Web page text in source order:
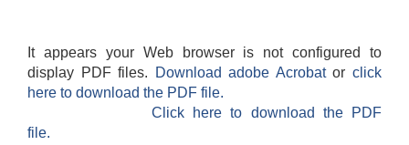
It appears your Web browser is not configured to
display PDF files.
Download adobe Acrobatorclick
here to download the PDF file.
Click here to download the PDF
file.